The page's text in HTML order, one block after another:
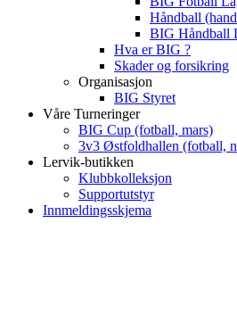
Håndball
BIG Håndball
Hva er BIG ?
Skader og forsikring
Organisasjon
BIG Styret
Våre Turneringer
BIG Cup (fotball, mars)
3v3 Østfoldhallen (fotball,
Lervik-butikken
Klubbkolleksjon
Supportutstyr
Innmeldingsskjema